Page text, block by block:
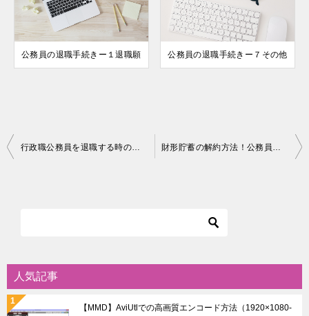
公務員の退職手続きー１退職願 公務員の退職手続きー７その他
投
シ
ョ
行政職公務員を退職する時の手続き一覧！退職願、税金、保険、自治労まで 財形貯蓄の解約方法！公務員退職後、放置しても問題なし？
人気記事
【MMD】AviUtlでの高画質エンコード方法（1920×1080-